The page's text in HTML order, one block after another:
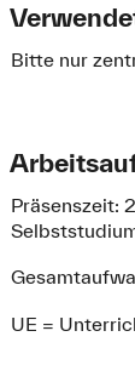
Bitte nur
Präsenszeit:
UE =